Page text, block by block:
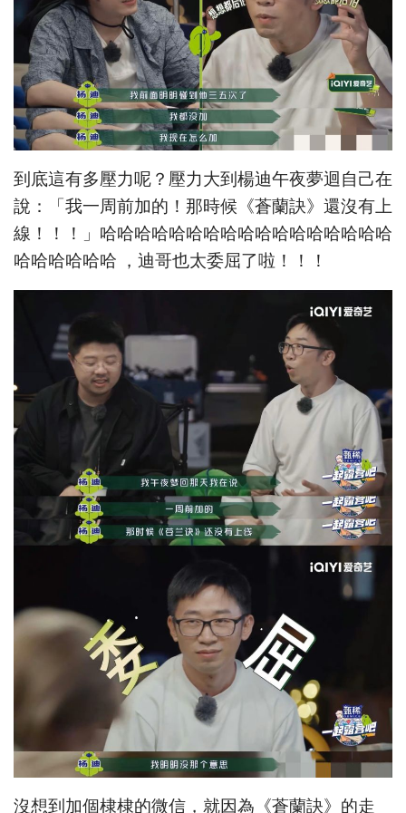
到底這有多壓力呢？壓力大到楊迪午夜夢迴自己在
說：「我一周前加的！那時候《蒼蘭訣》還沒有上
線！！！」哈哈哈哈哈哈哈哈哈哈哈哈哈哈哈哈哈
哈哈哈哈哈哈 ，迪哥也太委屈了啦！！！
沒想到加個棣棣的微信，就因為《蒼蘭訣》的走